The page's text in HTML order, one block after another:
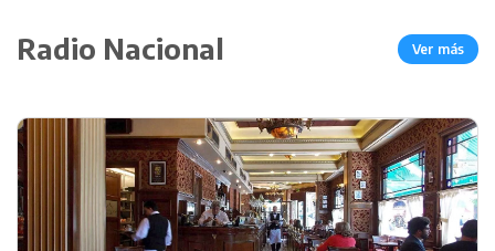
Radio Nacional Ver más